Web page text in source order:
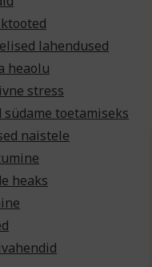
lahendused
heaolu
stress
toetamiseks
naistele
heaks